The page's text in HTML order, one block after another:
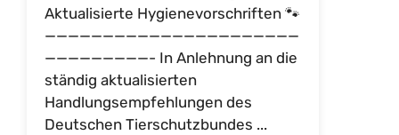
Aktualisierte Hygienevorschriften 🐾
——————————————————————
—————————- In Anlehnung an die
ständig aktualisierten
Handlungsempfehlungen des
Deutschen Tierschutzbundes ...